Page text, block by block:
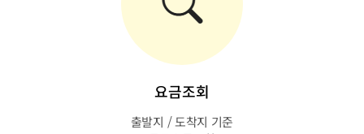
요금조회
출발지 / 도착지 기준